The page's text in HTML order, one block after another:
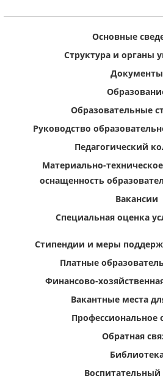
Основные
Структура и органы
Документы
Образовательные
Руководство
Педагогический
Материально-
оснащенность
Вакансии
Специальная оценка
Стипендии и меры
Платные
Финансово-
Вакантные места
Профессиональное
Обратная
Воспитательный